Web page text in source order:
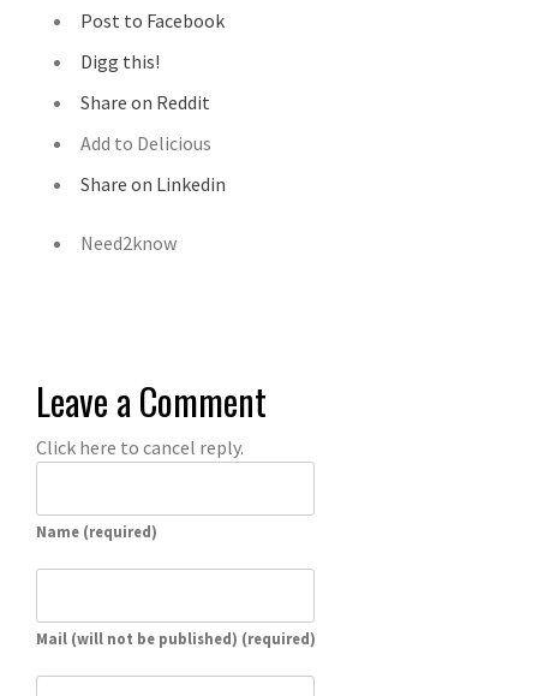
Post to Facebook
Digg this!
Share on Reddit
Add to Delicious
Share on Linkedin
Need2know
Leave a Comment
Click here to cancel reply.
Name (required)
Mail (will not be published) (required)